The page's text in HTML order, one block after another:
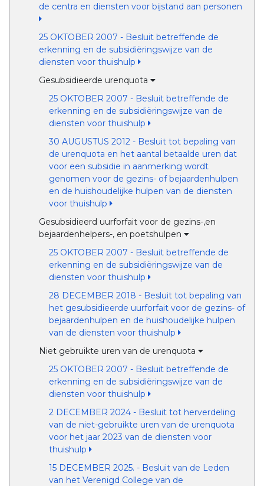
de centra en diensten voor bijstand aan personen
25 OKTOBER 2007 - Besluit betreffende de
erkenning en de subsidiëringswijze van de
diensten voor thuishulp
Gesubsidieerde urenquota
25 OKTOBER 2007 - Besluit betreffende de
erkenning en de subsidiëringswijze van de
diensten voor thuishulp
30 AUGUSTUS 2012 - Besluit tot bepaling van
de urenquota en het aantal betaalde uren dat
voor een subsidie in aanmerking wordt
genomen voor de gezins- of bejaardenhulpen
en de huishoudelijke hulpen van de diensten
voor thuishulp
Gesubsidieerd uurforfait voor de gezins-,en
bejaardenhelpers-, en poetshulpen
25 OKTOBER 2007 - Besluit betreffende de
erkenning en de subsidiëringswijze van de
diensten voor thuishulp
28 DECEMBER 2018 - Besluit tot bepaling van
het gesubsidieerde uurforfait voor de gezins- of
bejaardenhulpen en de huishoudelijke hulpen
van de diensten voor thuishulp
Niet gebruikte uren van de urenquota
25 OKTOBER 2007 - Besluit betreffende de
erkenning en de subsidiëringswijze van de
diensten voor thuishulp
2 DECEMBER 2024 - Besluit tot herverdeling
van de niet-gebruikte uren van de urenquota
voor het jaar 2023 van de diensten voor
thuishulp
15 DECEMBER 2025. - Besluit van de Leden
van het Verenigd College van de